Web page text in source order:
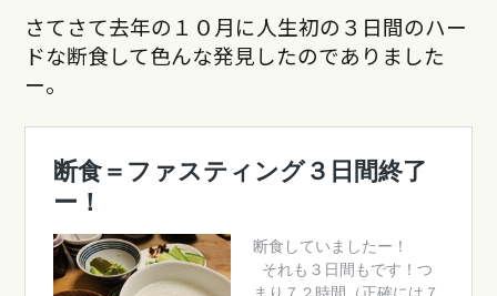
さてさて去年の１０月に人生初の３日間のハー
ドな断食して色んな発見したのでありました
ー。